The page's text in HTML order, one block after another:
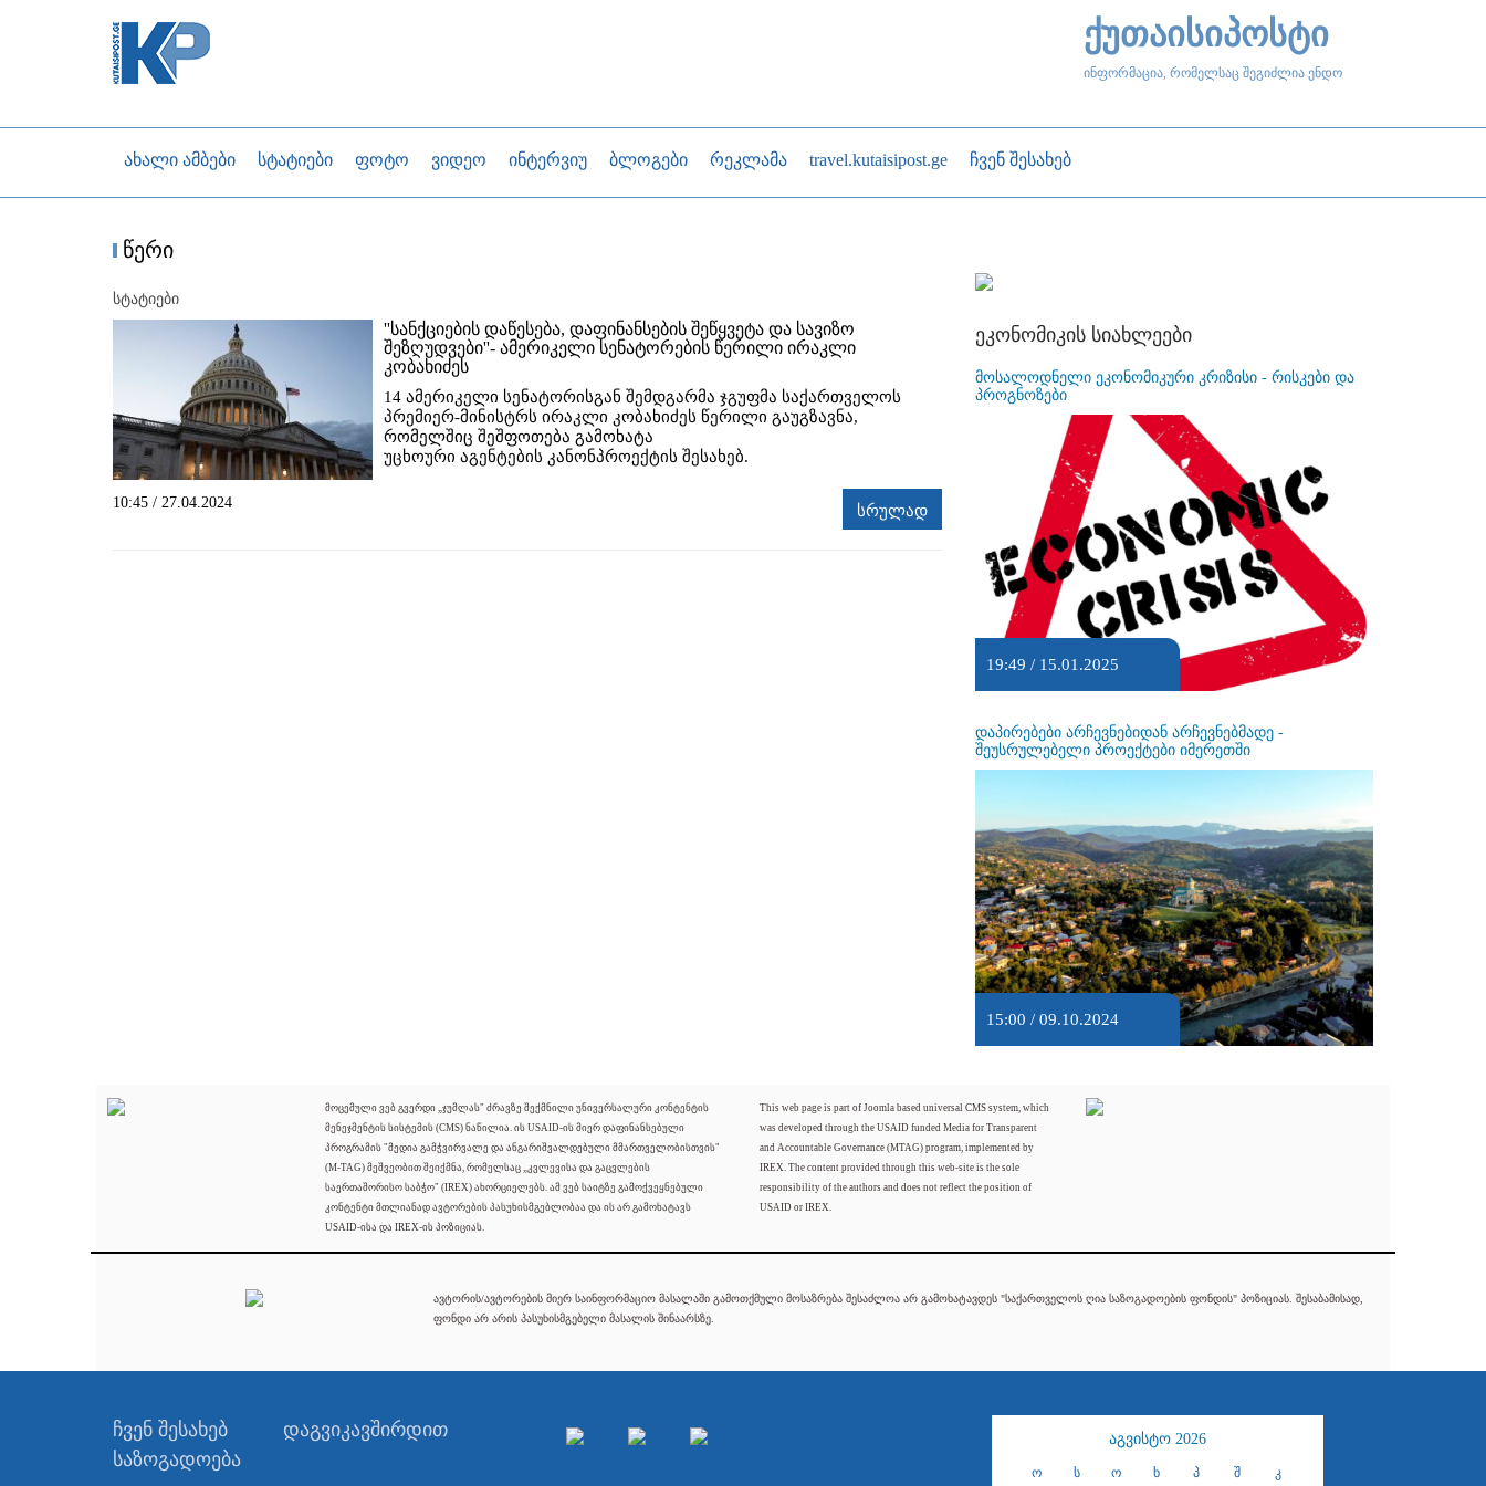
ქუთაისიპოსტი
ინფორმაცია, რომელსაც შეგიძლია ენდო
ახალი ამბები სტატიები ფოტო ვიდეო ინტერვიუ ბლოგები რეკლამა travel.kutaisipost.ge ჩვენ შესახებ
წერი
სტატიები
''სანქციების დაწესება, დაფინანსების შეწყვეტა და სავიზო
შეზღუდვები''- ამერიკელი სენატორების წერილი ირაკლი
კობახიძეს
14 ამერიკელი სენატორისგან შემდგარმა ჯგუფმა საქართველოს
პრემიერ-მინისტრს ირაკლი კობახიძეს წერილი გაუგზავნა,
რომელშიც შეშფოთება გამოხატა
უცხოური აგენტების კანონპროექტის შესახებ.
10:45 / 27.04.2024 სრულად
ეკონომიკის სიახლეები
მოსალოდნელი ეკონომიკური კრიზისი - რისკები და
პროგნოზები
19:49 / 15.01.2025
დაპირებები არჩევნებიდან არჩევნებმადე -
შეუსრულებელი პროექტები იმერეთში
15:00 / 09.10.2024
მოცემული ვებ გვერდი „ჯუმლას" ძრავზე შექმნილი უნივერსალური კონტენტის
მენეჯმენტის სისტემის (CMS) ნაწილია. ის USAID-ის მიერ დაფინანსებული
პროგრამის "მედია გამჭვირვალე და ანგარიშვალდებული მმართველობისთვის"
(M-TAG) მეშვეობით შეიქმნა, რომელსაც „კვლევისა და გაცვლების
საერთაშორისო საბჭო" (IREX) ახორციელებს. ამ ვებ საიტზე გამოქვეყნებული
კონტენტი მთლიანად ავტორების პასუხისმგებლობაა და ის არ გამოხატავს
USAID-ისა და IREX-ის პოზიციას.
This web page is part of Joomla based universal CMS system, which
was developed through the USAID funded Media for Transparent
and Accountable Governance (MTAG) program, implemented by
IREX. The content provided through this web-site is the sole
responsibility of the authors and does not reflect the position of
USAID or IREX.
ავტორის/ავტორების მიერ საინფორმაციო მასალაში გამოთქმული მოსაზრება შესაძლოა არ გამოხატავდეს "საქართველოს ღია საზოგადოების ფონდის" პოზიციას. შესაბამისად,
ფონდი არ არის პასუხისმგებელი მასალის შინაარსზე.
ჩვენ შესახებ
დაგვიკავშირდით
საზოგადოება
აგვისტო 2026
ო ს ო ხ პ შ კ